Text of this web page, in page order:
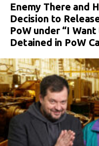
Enemy There and
Decision to
PoW under “I
Detained in PoW